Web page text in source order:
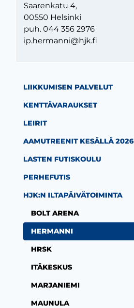
LIIKKUMISEN PALVELUT
KENTTÄVARAUKSET
LEIRIT
AAMUTREENIT KESÄLLÄ 2026
LASTEN FUTISKOULU
PERHEFUTIS
HJK:N ILTAPÄIVÄTOIMINTA
BOLT ARENA
HERMANNI
HRSK
ITÄKESKUS
MARJANIEMI
MAUNULA
Saarenkatu 4,
00550 Helsinki
puh. 044 356 2976
ip.hermanni@hjk.fi